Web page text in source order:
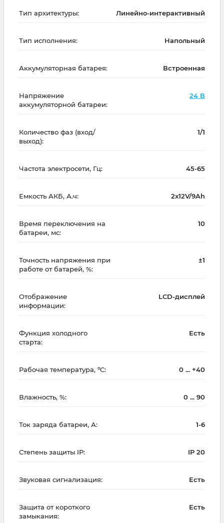
Тип архитектуры: Линейно-интерактивный
Тип исполнения: Напольный
Аккумуляторная батарея: Встроенная
Напряжение
аккумуляторной батареи:
24 В
Количество фаз (вход/
выход):
1/1
Частота электросети, Гц: 45-65
Емкость АКБ, А.ч: 2x12V/9Ah
Время переключения на
батареи, мс:
10
Точность напряжения при
работе от батарей, %:
±1
Отображение
информации:
LCD-дисплей
Функция холодного
старта:
Есть
Рабочая температура, ºC: 0 ... +40
Влажность, %: 0 ... 90
Ток заряда батареи, А: 1-6
Степень защиты IP: IP 20
Звуковая сигнализация: Есть
Защита от короткого
замыкания:
Есть